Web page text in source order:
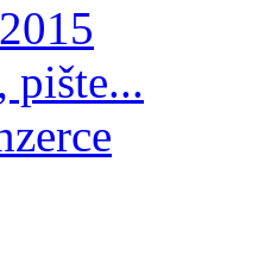
pište...